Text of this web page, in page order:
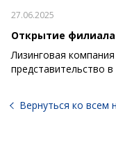
27.06.2025
Открытие филиала
Лизинговая
представительство
Вернуться ко всем